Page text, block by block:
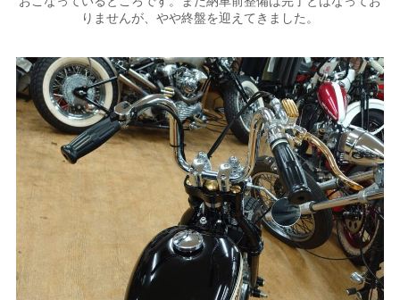
りませんが、やや終盤を迎えてきました。